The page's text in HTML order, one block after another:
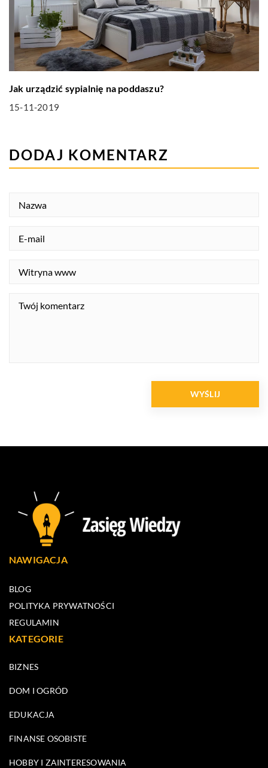
Jak urządzić sypialnię na poddaszu?
15-11-2019
DODAJ KOMENTARZ
NAWIGACJA
BLOG
POLITYKA PRYWATNOŚCI
REGULAMIN
KATEGORIE
BIZNES
DOM I OGRÓD
EDUKACJA
FINANSE OSOBISTE
HOBBY I ZAINTERESOWANIA